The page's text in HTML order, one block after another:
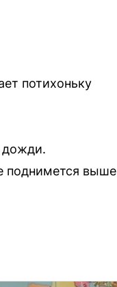
потихоньку
дожди.
поднимется выше